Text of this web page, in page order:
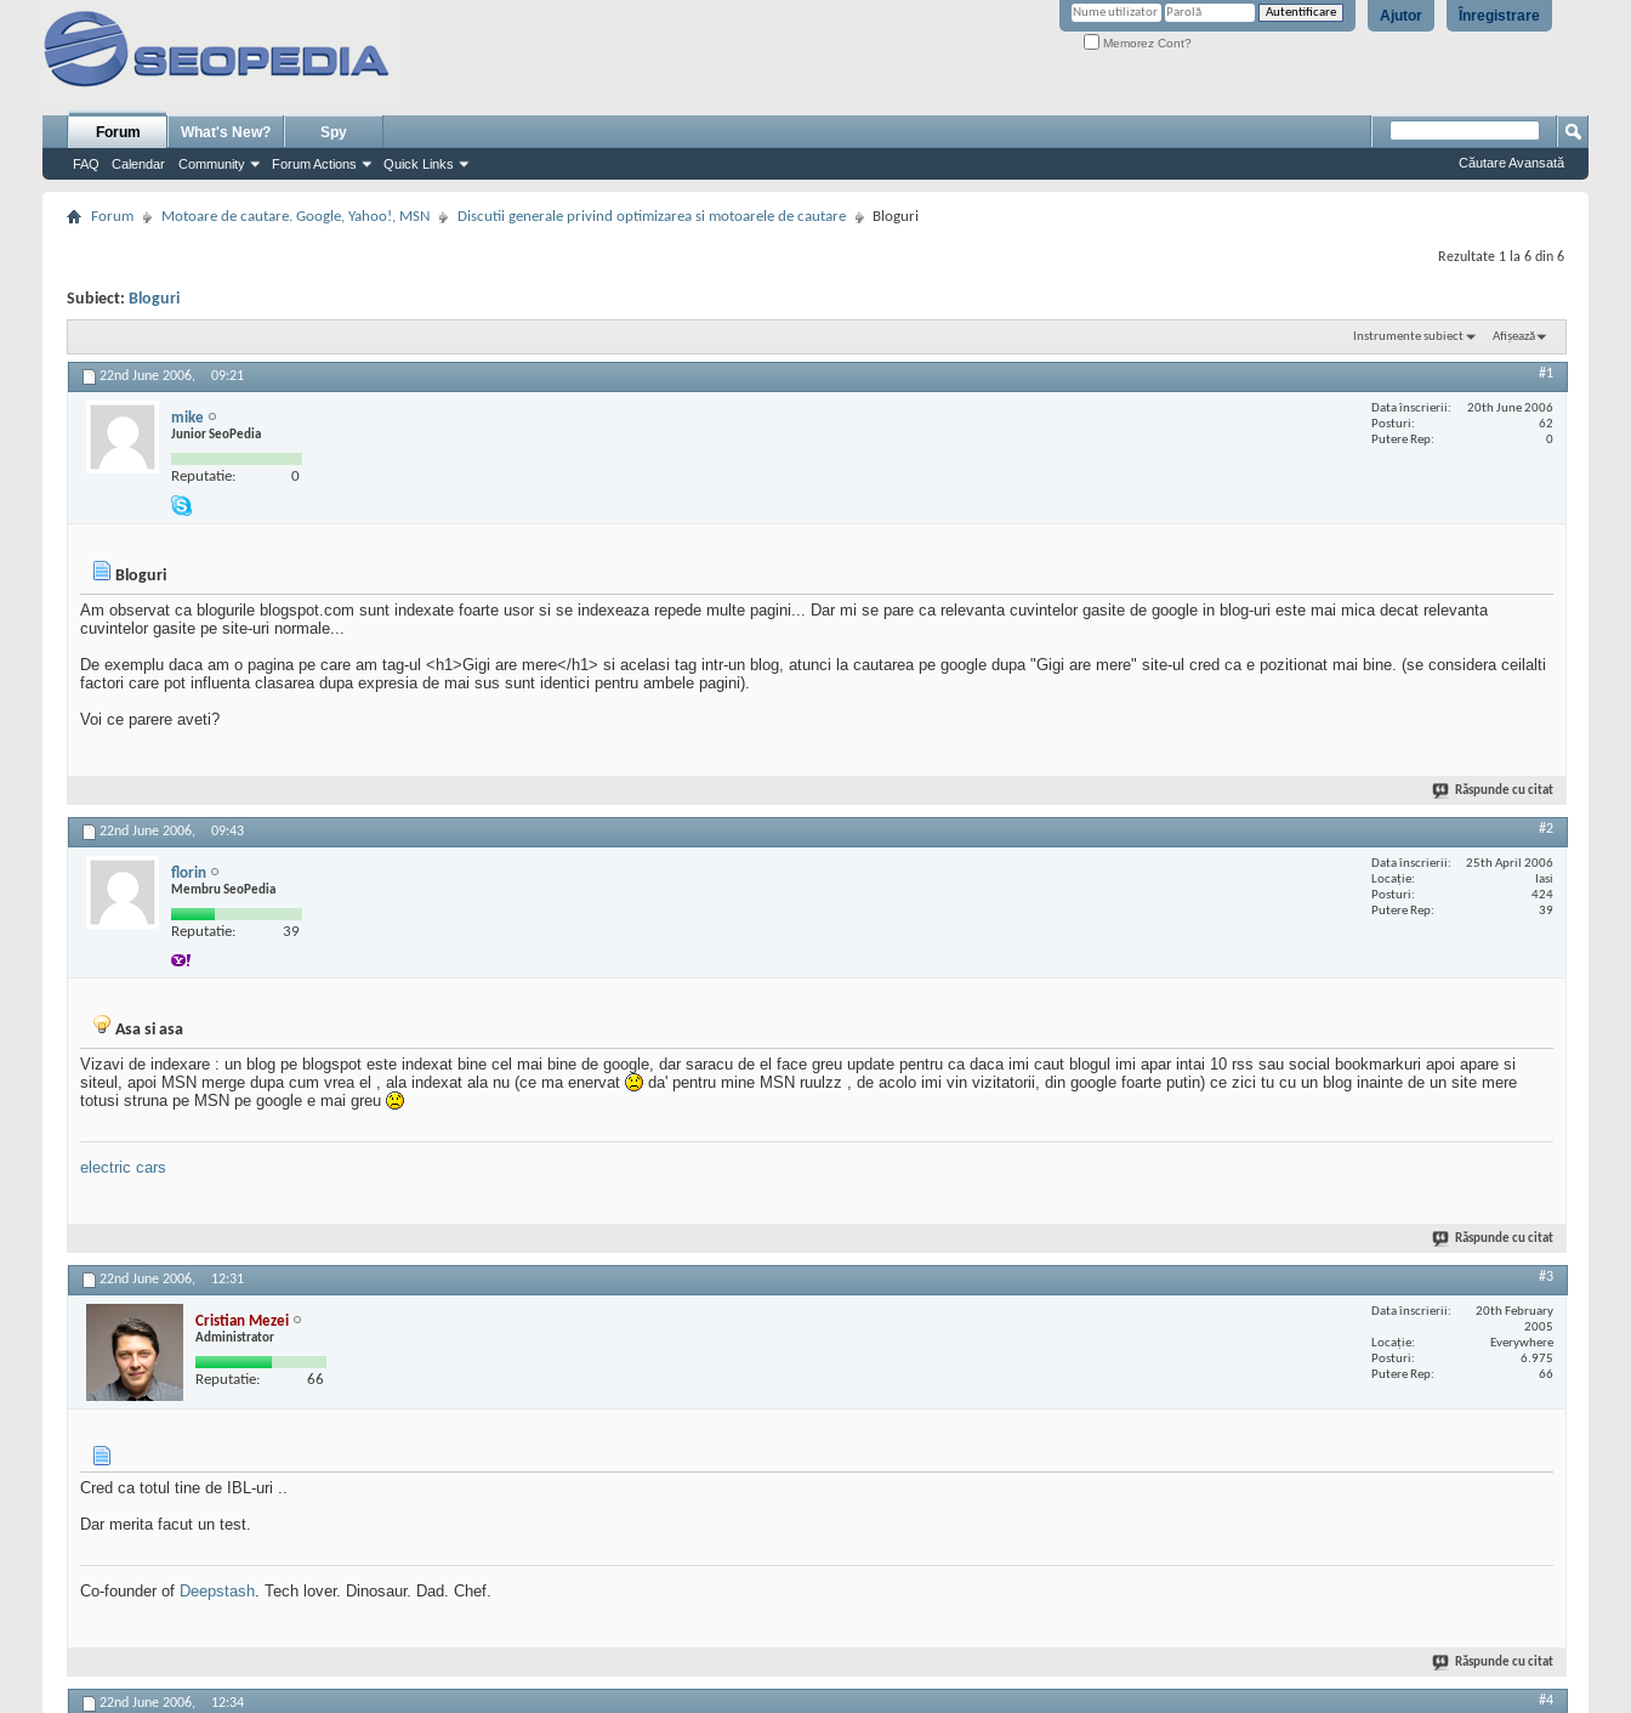
Înregistrare
Ajutor
Memorez Cont?
Forum
FAQ Calendar Community Forum Actions Quick Links
What's New? Spy
Căutare Avansată
Forum Motoare de cautare. Google, Yahoo!, MSN Discutii generale privind optimizarea si motoarele de cautare Bloguri
Rezultate 1 la 6 din 6
Subiect: Bloguri
Instrumente subiect Afișează
22nd June 2006, 09:21 #1
mike
Junior SeoPedia
Reputatie: 0
Data înscrierii
20th June 2006
Posturi
62
Putere Rep
0
Bloguri
Am observat ca blogurile blogspot.com sunt indexate foarte usor si se indexeaza repede multe pagini... Dar mi se pare ca relevanta cuvintelor gasite de google in blog-uri este mai mica decat relevanta
cuvintelor gasite pe site-uri normale...
De exemplu daca am o pagina pe care am tag-ul <h1>Gigi are mere</h1> si acelasi tag intr-un blog, atunci la cautarea pe google dupa "Gigi are mere" site-ul cred ca e pozitionat mai bine. (se considera ceilalti
factori care pot influenta clasarea dupa expresia de mai sus sunt identici pentru ambele pagini).
Voi ce parere aveti?
Răspunde cu citat
22nd June 2006, 09:43 #2
florin
Membru SeoPedia
Reputatie: 39
Data înscrierii
25th April 2006
Locaţie
Iasi
Posturi
424
Putere Rep
39
Asa si asa
Vizavi de indexare : un blog pe blogspot este indexat bine cel mai bine de google, dar saracu de el face greu update pentru ca daca imi caut blogul imi apar intai 10 rss sau social bookmarkuri apoi apare si
siteul, apoi MSN merge dupa cum vrea el , ala indexat ala nu (ce ma enervat
da' pentru mine MSN ruulzz , de acolo imi vin vizitatorii, din google foarte putin) ce zici tu cu un blog inainte de un site mere
totusi struna pe MSN pe google e mai greu
electric cars
Răspunde cu citat
22nd June 2006, 12:31 #3
Cristian Mezei
Administrator
Reputatie: 66
Data înscrierii
20th February
2005
Locaţie
Everywhere
Posturi
6.975
Putere Rep
66
Cred ca totul tine de IBL-uri ..
Dar merita facut un test.
Co-founder of Deepstash. Tech lover. Dinosaur. Dad. Chef.
Răspunde cu citat
22nd June 2006, 12:34 #4